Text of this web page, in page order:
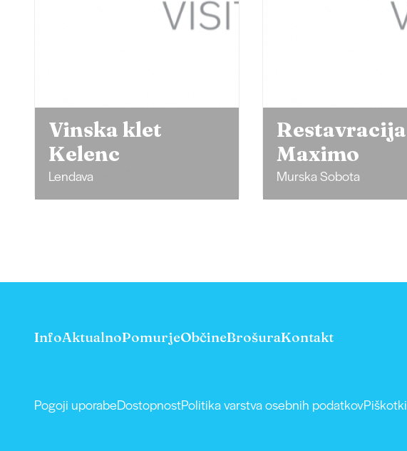
Restavracija
Maximo
Murska Sobota
Gostilna
Mencigar
Krajna
InfoAktualnoPomurjeObčineBrošuraKontakt
Pogoji uporabeDostopnostPolitika varstva osebnih podatkovPiškotki